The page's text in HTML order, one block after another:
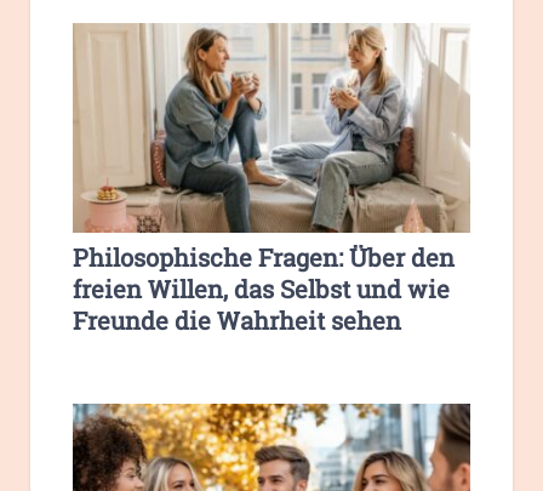
Philosophische Fragen: Über den
freien Willen, das Selbst und wie
Freunde die Wahrheit sehen